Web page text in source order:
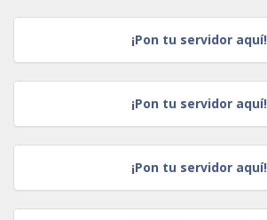
¡Pon tu servidor aquí!
¡Pon tu servidor aquí!
¡Pon tu servidor aquí!